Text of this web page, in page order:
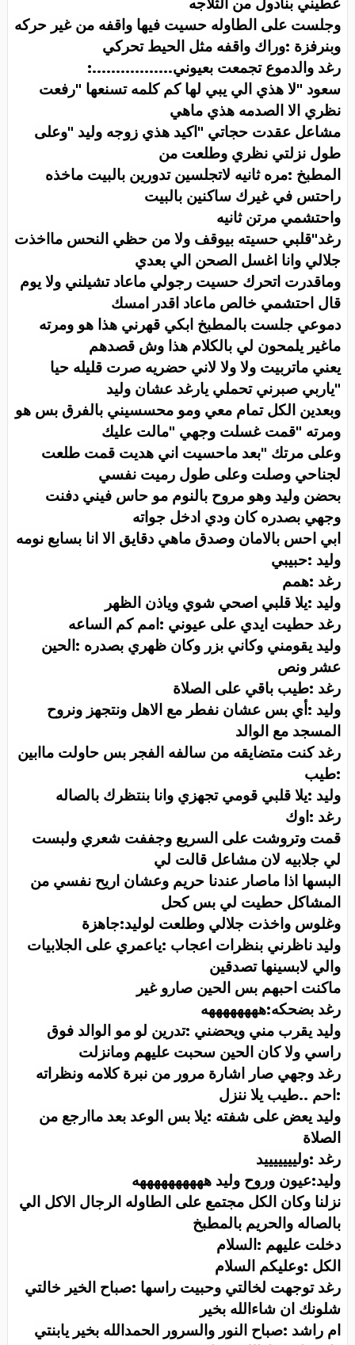
عطيني بنادول من الثلاجه
وجلست على الطاوله حسيت فيها واقفه من غير حركه
وبنرفزة :وراك واقفه مثل الحيط تحركي
رغد والدموع تجمعت بعيوني:.................
سعود "لا هذي الي يبي لها كم كلمه تسنعها "رفعت
نظري الا الصدمه هذي ماهي
مشاعل عقدت حجاتي "اكيد هذي زوجه وليد "وعلى
طول نزلتي نظري وطلعت من
المطبخ :مره ثانيه لاتجلسين تدورين بالبيت ماخذه
راحتس في غيرك ساكنين بالبيت
واحتشمي مرتن ثانيه
رغد"قلبي حسيته بيوقف ولا من حظي النحس مااخذت
جلالي وانا اغسل الصحن الي بعدي
وماقدرت اتحرك حسيت رجولي ماعاد تشيلني ولا يوم
قال احتشمي خالص ماعاد اقدر امسك
دموعي جلست بالمطبخ ابكي قهرني هذا هو ومرته
ماغير يلمحون لي بالكلام هذا وش قصدهم
يعني ماتربيت ولا ولا لاني حضريه صرت قليله حيا
"ياربي صبرني تحملي يارغد عشان وليد
وبعدين الكل تمام معي ومو محسسيني بالفرق بس هو
ومرته "قمت غسلت وجهي "مالت عليك
وعلى مرتك "بعد ماحسيت اني هديت قمت طلعت
لجناحي وصلت وعلى طول رميت نفسي
بحضن وليد وهو مروح بالنوم مو حاس فيني دفنت
وجهي بصدره كان ودي ادخل جواته
ابي احس بالامان وصدق ماهي دقايق الا انا بسابع نومه
وليد :حبيبي
رغد :همم
وليد :يلا قلبي اصحي شوي وياذن الظهر
رغد حطيت ايدي على عيوني :امم كم الساعه
وليد يقومني وكاني بزر وكان ظهري بصدره :الحين
عشر ونص
رغد :طيب باقي على الصلاة
وليد :أي بس عشان نفطر مع الاهل ونتجهز ونروح
المسجد مع الوالد
رغد كنت متضايقه من سالفه الفجر بس حاولت ماابين
:طيب
وليد :يلا قلبي قومي تجهزي وانا بنتظرك بالصاله
رغد :اوك
قمت وتروشت على السريع وجففت شعري ولبست
لي جلابيه لان مشاعل قالت لي
البسها اذا ماصار عندنا حريم وعشان اريح نفسي من
المشاكل حطيت لي بس كحل
وغلوس واخذت جلالي وطلعت لوليد:جاهزة
وليد ناظرني بنظرات اعجاب :ياعمري على الجلابيات
والي لابسينها تصدقين
ماكنت احبهم بس الحين صارو غير
رغد بضحكه:ههههههههه
وليد يقرب مني ويحضني :تدرين لو مو الوالد فوق
راسي ولا كان الحين سحبت عليهم ومانزلت
رغد وجهي صار اشارة مرور من نبرة كلامه ونظراته
:احم ..طيب يلا ننزل
وليد يعض على شفته :يلا بس الوعد بعد ماارجع من
الصلاة
رغد :وليييييييد
وليد:عيون وروح وليد ههههههههههه
نزلنا وكان الكل مجتمع على الطاوله الرجال الاكل الي
بالصاله والحريم بالمطبخ
دخلت عليهم :السلام
الكل :وعليكم السلام
رغد توجهت لخالتي وحبيت راسها :صباح الخير خالتي
شلونك ان شاءالله بخير
ام راشد :صباح النور والسرور الحمدالله بخير يابنتي